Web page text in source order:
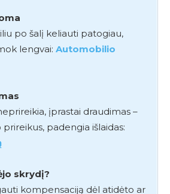
po šalį keliauti patogiau,
lengvai: Automobilio
įprastai draudimas –
padengia išlaidas:
skrydį?
kompensaciją dėl atidėto ar